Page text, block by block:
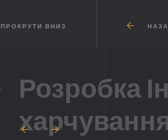
ПРОКРУТИ ВНИЗ
Розробка